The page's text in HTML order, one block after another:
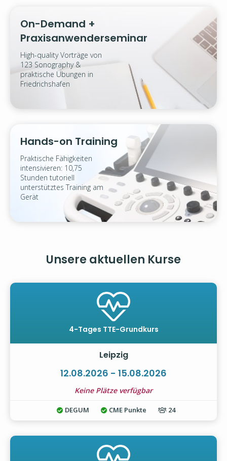
On-Demand +
Praxisanwenderseminar
High-quality Vorträge von
123 Sonography &
praktische Übungen in
Friedrichshafen
Hands-on Training
Praktische Fähigkeiten
intensivieren: 10,75
Stunden tutoriell
unterstütztes Training am
Gerät
Unsere aktuellen Kurse
4-Tages TTE-Grundkurs
Leipzig
12.08.2026 - 15.08.2026
Keine Plätze verfügbar
DEGUM CME Punkte 24